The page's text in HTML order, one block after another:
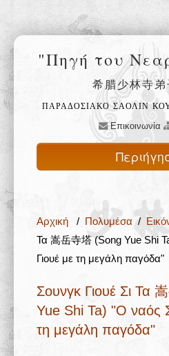
"Πηγή του
希腊少林寺
ΠΑΡΑΔΟΣΙΑΚΟ ΣΑΟΛΙΝ
Επικοινωνία
Ο ναός Σαολίν 少林寺
Φιλοσοφία 禅
Εκπαίδευση 武
Σχολές 学校
Αρχική / Πολυμέσα /
Τα 嵩岳寺塔 (Song Yue Shi
Γιουέ με τη μεγάλη παγόδα"
Σουνγκ Γιουέ Σι Τα
Yue Shi Ta) "Ο ναός
τη μεγάλη παγόδα"